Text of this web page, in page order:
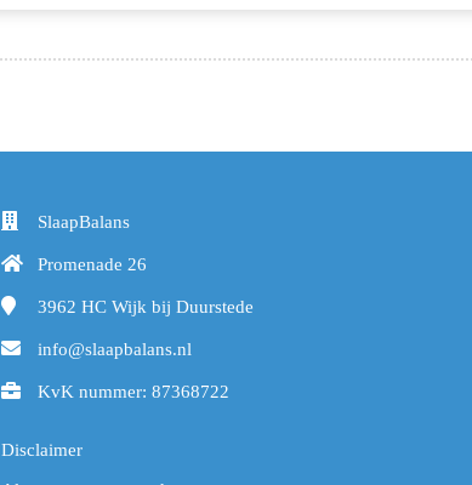
SlaapBalans
Promenade 26
3962 HC Wijk bij Duurstede
info@slaapbalans.nl
KvK nummer: 87368722
Disclaimer